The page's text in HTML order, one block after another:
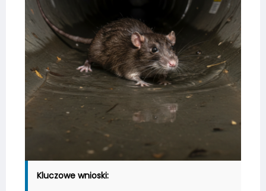
Kluczowe wnioski: